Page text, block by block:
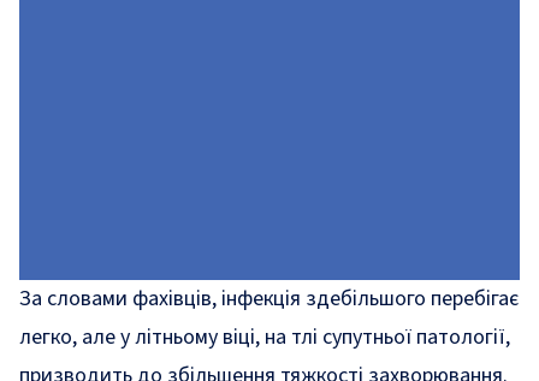
За словами фахівців, інфекція здебільшого перебігає
легко, але у літньому віці, на тлі супутньої патології,